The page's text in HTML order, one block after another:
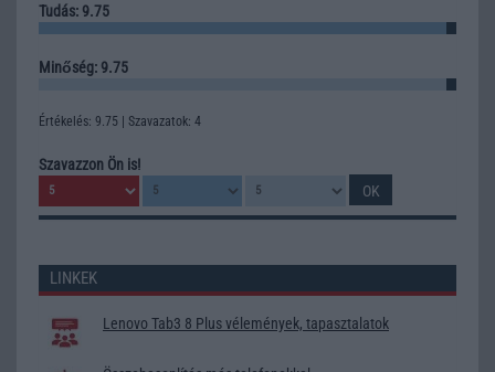
Tudás: 9.75
Minőség: 9.75
Értékelés: 9.75 | Szavazatok: 4
Szavazzon Ön is!
LINKEK
Lenovo Tab3 8 Plus vélemények, tapasztalatok